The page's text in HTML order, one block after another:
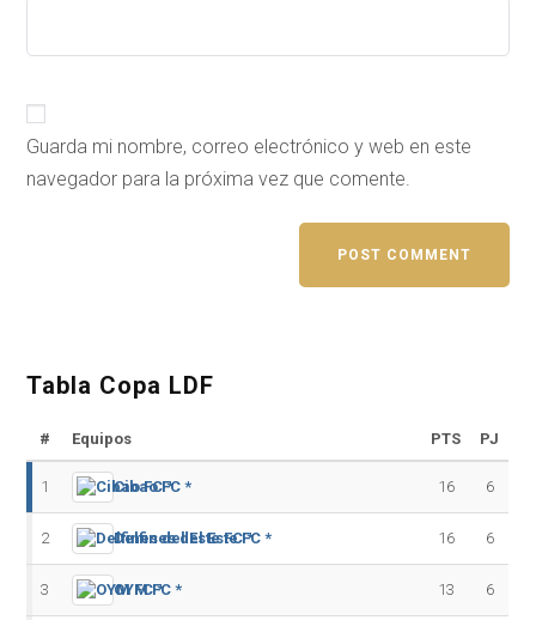
Guarda mi nombre, correo electrónico y web en este
navegador para la próxima vez que comente.
Tabla Copa LDF
# Equipos PTS PJ
1 Cibao FC * 16 6
2 Delfines del Este FC * 16 6
3 OYM FC * 13 6